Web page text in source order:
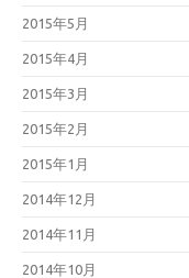
2015年5月
2015年4月
2015年3月
2015年2月
2015年1月
2014年12月
2014年11月
2014年10月